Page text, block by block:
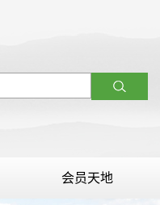
会员天地